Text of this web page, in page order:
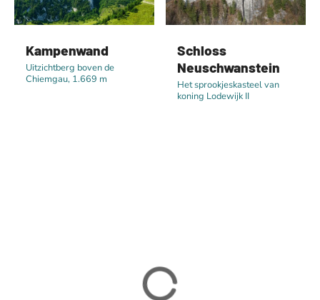
Kampenwand
Uitzichtberg boven de
Chiemgau, 1.669 m
Schloss
Neuschwanstein
Het sprookjeskasteel van
koning Lodewijk II